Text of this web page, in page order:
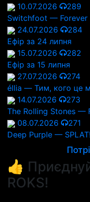
10.07.2026
289
Switchfoot — Forever
24.07.2026
284
Ефір за 24 липня
15.07.2026
282
Ефір за 15 липня
27.07.2026
274
éllia — Тим, кого це
14.07.2026
273
The Rolling Stones —
08.07.2026
271
Deep Purple —
👍
ROKS!